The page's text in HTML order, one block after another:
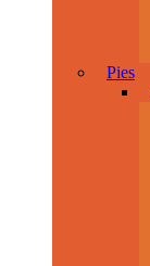
Pies